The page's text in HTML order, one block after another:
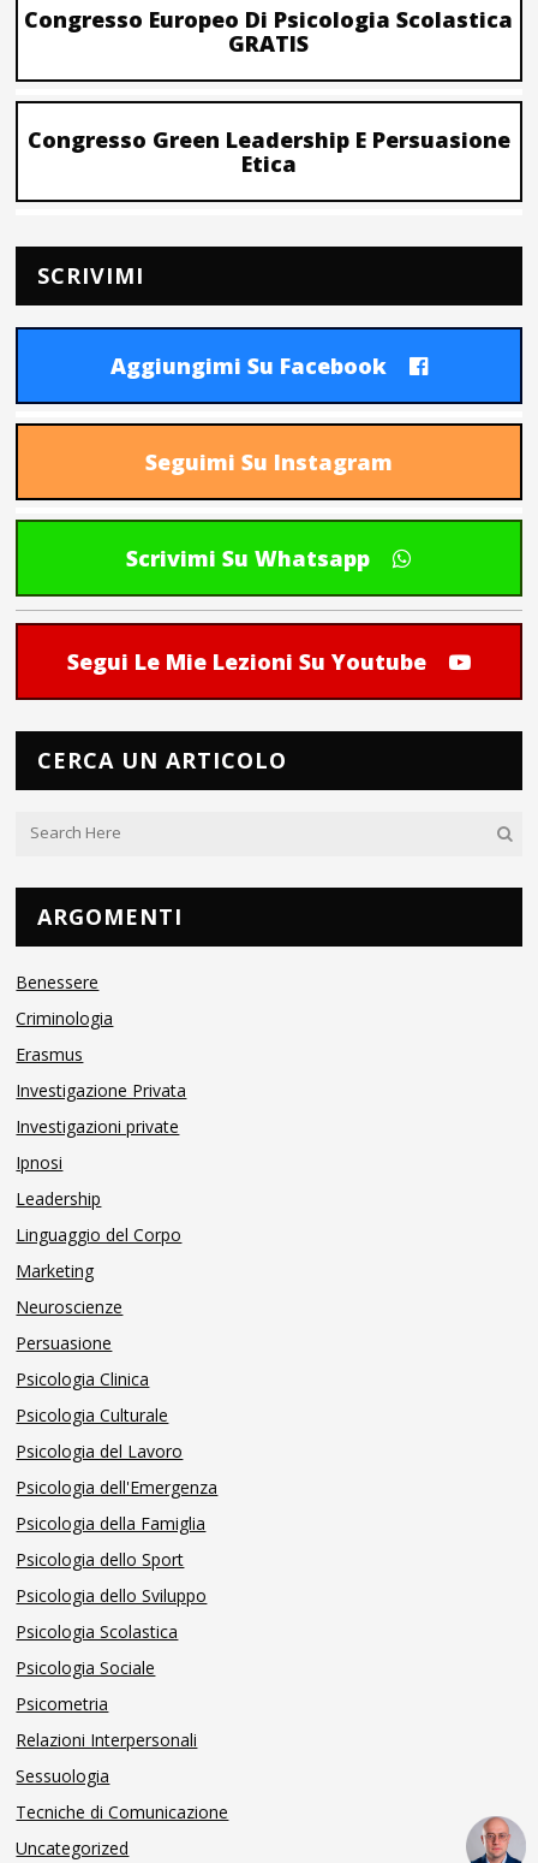
Congresso Europeo Di Psicologia Scolastica
GRATIS
Congresso Green Leadership E Persuasione
Etica
SCRIVIMI
Aggiungimi Su Facebook
Seguimi Su Instagram
Scrivimi Su Whatsapp
Segui Le Mie Lezioni Su Youtube
CERCA UN ARTICOLO
ARGOMENTI
Benessere
Criminologia
Erasmus
Investigazione Privata
Investigazioni private
Ipnosi
Leadership
Linguaggio del Corpo
Marketing
Neuroscienze
Persuasione
Psicologia Clinica
Psicologia Culturale
Psicologia del Lavoro
Psicologia dell'Emergenza
Psicologia della Famiglia
Psicologia dello Sport
Psicologia dello Sviluppo
Psicologia Scolastica
Psicologia Sociale
Psicometria
Relazioni Interpersonali
Sessuologia
Tecniche di Comunicazione
Uncategorized